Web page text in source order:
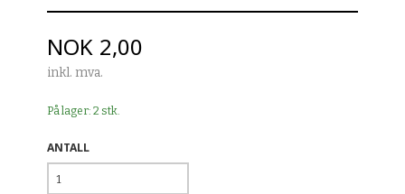
Pris
NOK 2,00
inkl. mva.
På lager: 2 stk.
ANTALL